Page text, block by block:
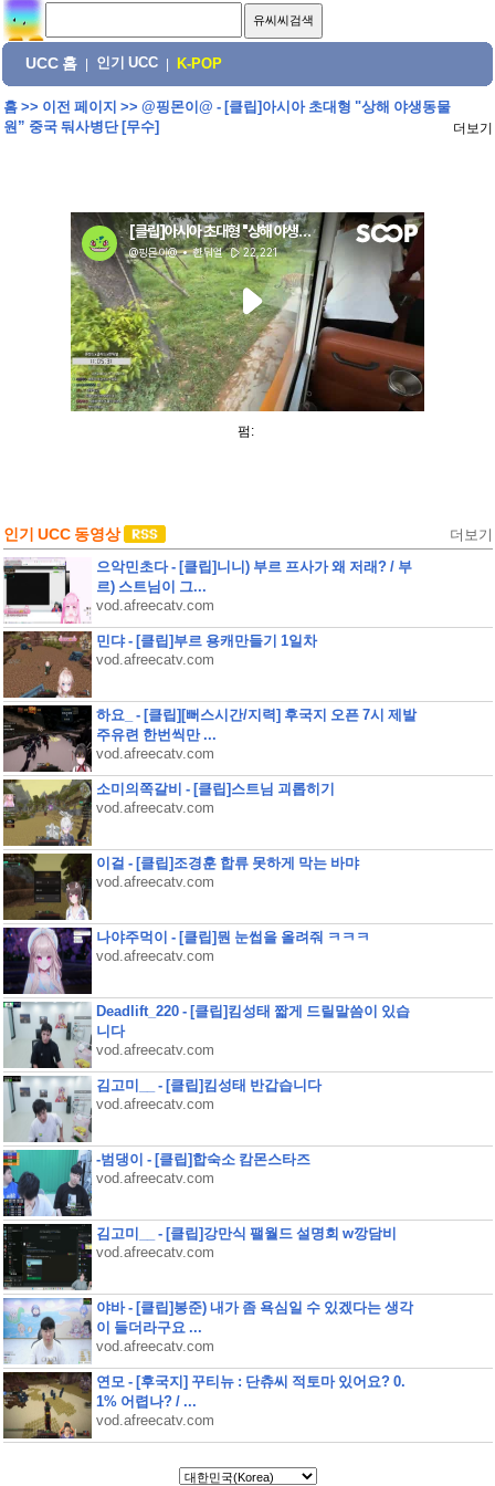
UCC 홈 인기 UCC K-POP
홈>> 이전 페이지 >> @핑몬이@ - [클립]아시아 초대형 "상해 야생동물
원” 중국 둬사병단 [무수]
더보기
펌:
인기 UCC 동영상 더보기
으악민초다 - [클립]니니) 부르 프사가 왜 저래? / 부
르) 스트님이 그...
vod.afreecatv.com
민댜 - [클립]부르 용캐만들기 1일차
vod.afreecatv.com
하요_ - [클립][뻐스시간/지력] 후국지 오픈 7시 제발
주유련 한번씩만 ...
vod.afreecatv.com
소미의쪽갈비 - [클립]스트님 괴롭히기
vod.afreecatv.com
이걸 - [클립]조경훈 합류 못하게 막는 바먀
vod.afreecatv.com
나야주먹이 - [클립]뭔 눈썹을 올려줘 ㅋㅋㅋ
vod.afreecatv.com
Deadlift_220 - [클립]킴성태 짧게 드릴말씀이 있습
니다
vod.afreecatv.com
김고미__ - [클립]킴성태 반갑습니다
vod.afreecatv.com
-범댕이 - [클립]합숙소 캄몬스타즈
vod.afreecatv.com
김고미__ - [클립]강만식 팰월드 설명회 w깡담비
vod.afreecatv.com
야바 - [클립]봉준) 내가 좀 욕심일 수 있겠다는 생각
이 들더라구요 ...
vod.afreecatv.com
연모 - [후국지] 꾸티뉴 : 단츄씨 적토마 있어요? 0.
1% 어렵나? / ...
vod.afreecatv.com